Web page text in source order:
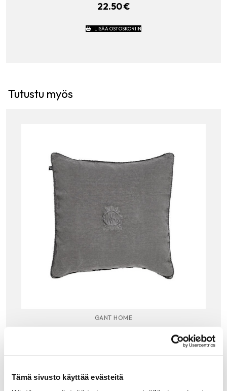
Tämä sivusto käyttää evästeitä
22.50€
LISÄÄ OSTOSKORIIN
Tutustu myös
GANT HOME
PÄÄLLINEN, DARK GREY MELAN
Päällisen reunoja koristaa pitsimäinen tikkaus ja keskellä
brodeerattu Gant-logo.